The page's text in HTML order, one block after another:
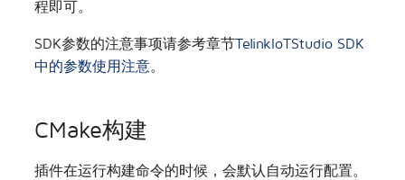
程即可。
SDK参数的注意事项请参考章节TelinkIoTStudio SDK
中的参数使用注意
CMake构建
插件在运行构建命令的时候，会默认自动运行配置。